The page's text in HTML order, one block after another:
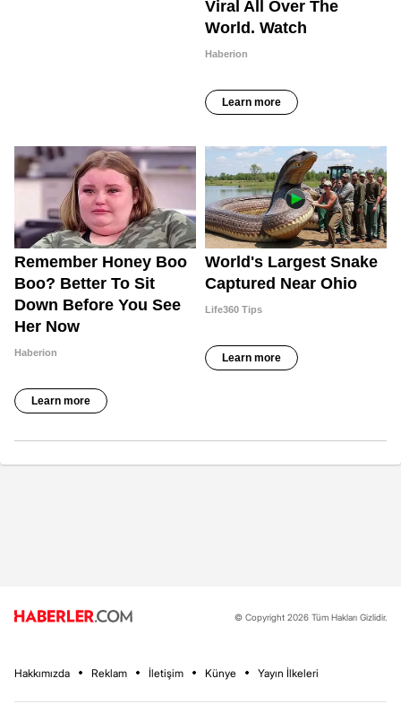
© Copyright 2026 Tüm Hakları Gizlidir.
Hakkımızda Reklam İletişim Künye Yayın İlkeleri